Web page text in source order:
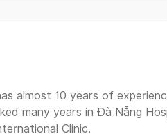
almost 10 years of
many years in Đà Nẵng
Clinic.